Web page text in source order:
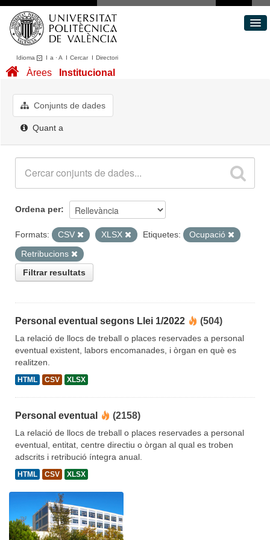
Idioma I a ·A I CercarI Directori
Conjunts de dades
Quant a
Àrees Institucional
Conjunts de dades
Quant a
Ordena per
Formats: CSV XLSX Etiquetes:
Ocupació
Retribucions
Filtrar resultats
Personal eventual segons Llei 1/2022 (504)
La relació de llocs de treball o places reservades a personal
eventual existent, labors encomanades, i òrgan en què es
realitzen.
HTML CSV XLSX
Personal eventual (2158)
La relació de llocs de treball o places reservades a personal
eventual, entitat, centre directiu o òrgan al qual es troben
adscrits i retribució íntegra anual.
HTML CSV XLSX